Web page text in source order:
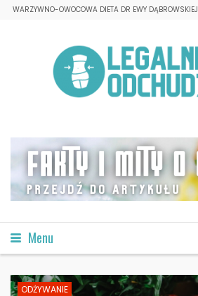
WARZYWNO-OWOCOWA DIETA DR EWY DĄBROWSKIEJ
Menu
ODŻYWANIE